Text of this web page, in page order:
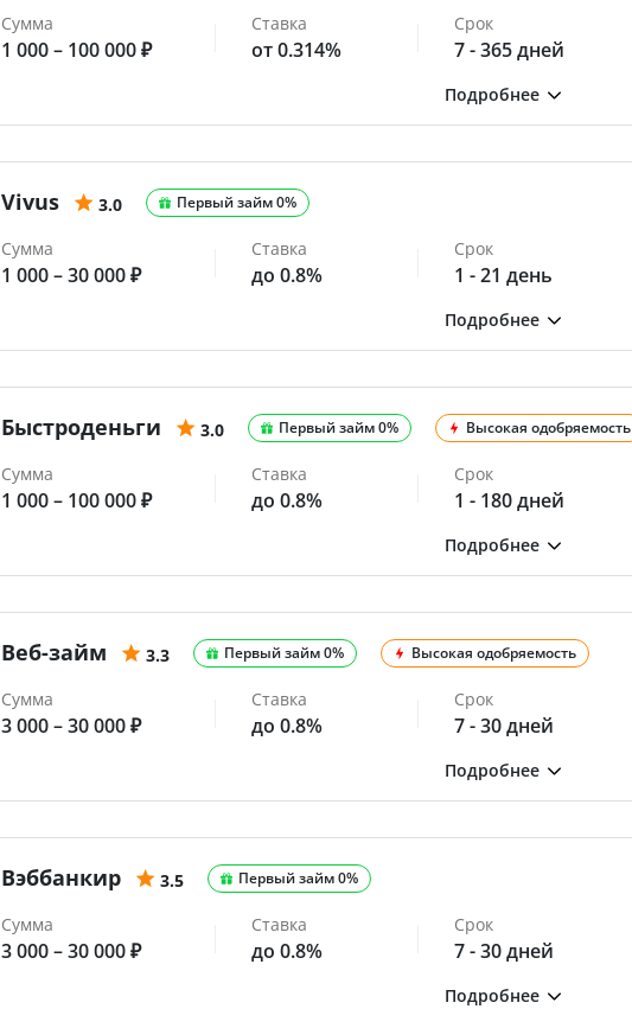
Сумма
1 000 – 100 000 ₽
Ставка
от 0.314%
Срок
7 - 365 дней
Vivus 3.0 Первый займ 0%
Сумма
1 000 – 30 000 ₽
Ставка
до 0.8%
Срок
1 - 21 день
Быстроденьги 3.0 Первый займ 0% Высокая одобряемость
Сумма
1 000 – 100 000 ₽
Ставка
до 0.8%
Срок
1 - 180 дней
Веб-займ 3.3 Первый займ 0% Высокая одобряемость
Сумма
3 000 – 30 000 ₽
Ставка
до 0.8%
Срок
7 - 30 дней
Вэббанкир 3.5 Первый займ 0%
Сумма
3 000 – 30 000 ₽
Ставка
до 0.8%
Срок
7 - 30 дней